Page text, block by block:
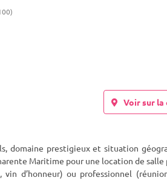
Voir sur la
domaine prestigieux et situation
Maritime pour une location de salle
d’honneur) ou professionnel